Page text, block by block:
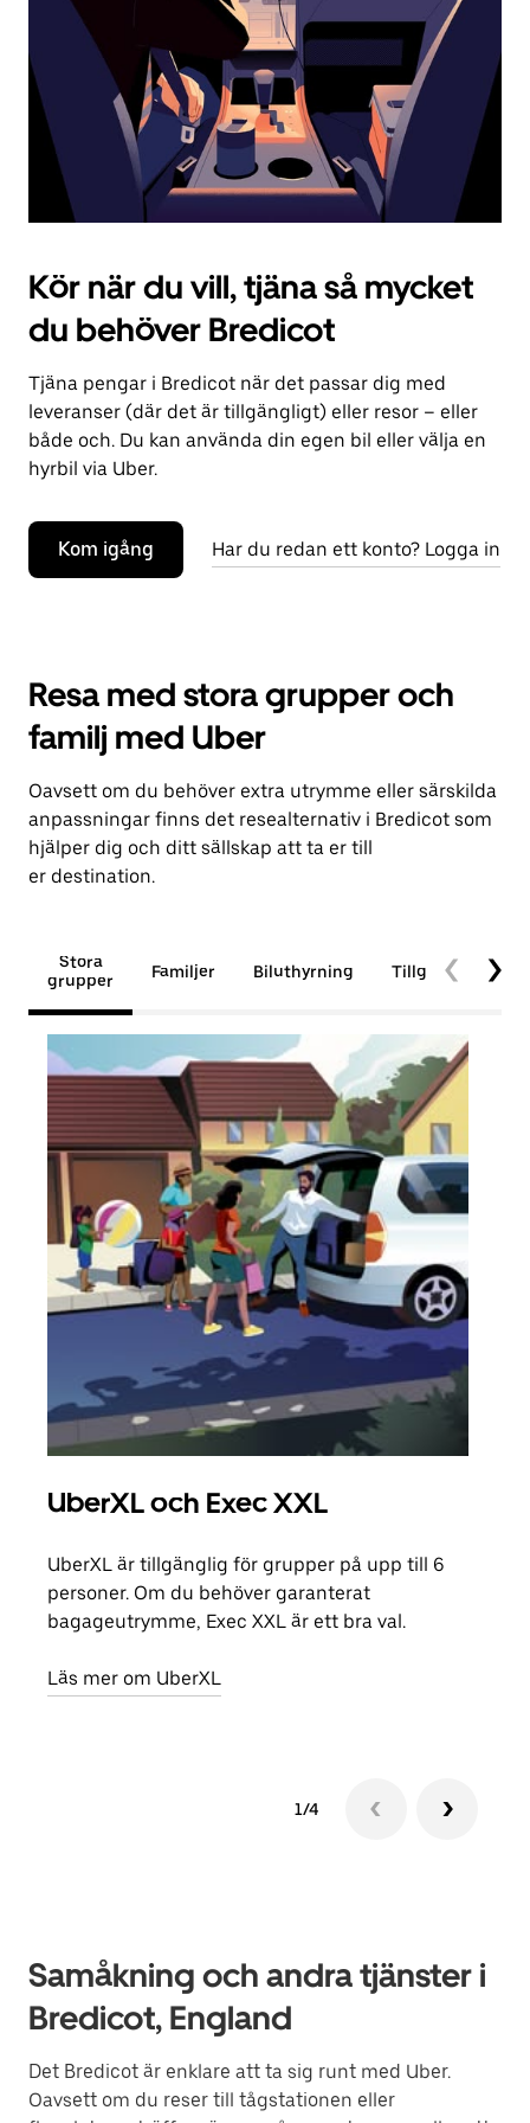
kalendern.
Kör när du vill, tjäna så mycket
du behöver Bredicot
Tjäna pengar i Bredicot när det passar dig med
leveranser (där det är tillgängligt) eller resor – eller
både och. Du kan använda din egen bil eller välja en
hyrbil via Uber.
Kom igång Har du redan ett konto? Logga in
Resa med stora grupper och
familj med Uber
Oavsett om du behöver extra utrymme eller särskilda
anpassningar finns det resealternativ i Bredicot som
hjälper dig och ditt sällskap att ta er till
er destination.
Stora
grupper
Familjer Biluthyrning Tillgänglighet
UberXL och Exec XXL
UberXL är tillgänglig för grupper på upp till 6
personer. Om du behöver garanterat
bagageutrymme, Exec XXL är ett bra val.
Läs mer om UberXL
1/4
Samåkning och andra tjänster i
Bredicot, England
Det Bredicot är enklare att ta sig runt med Uber.
Oavsett om du reser till tågstationen eller